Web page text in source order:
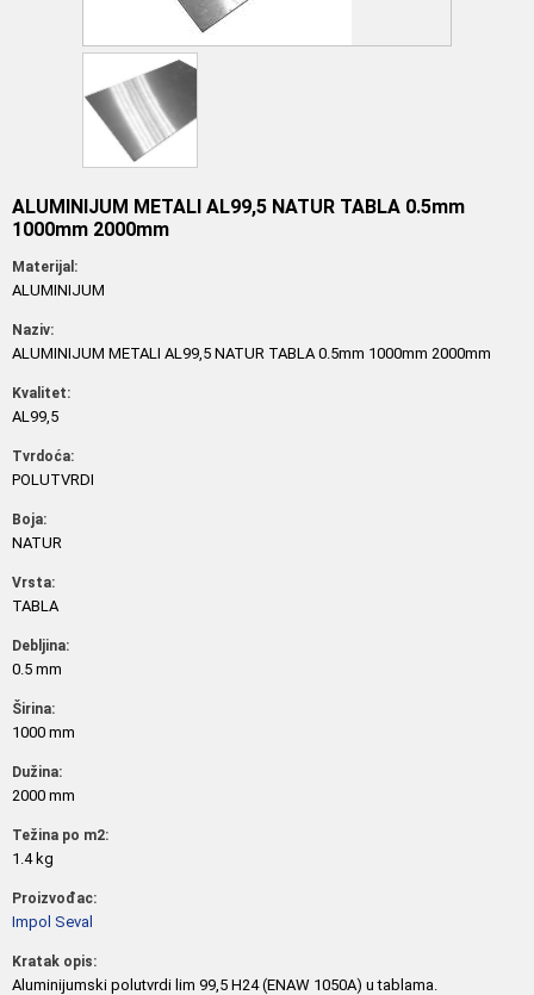
ALUMINIJUM METALI AL99,5 NATUR TABLA 0.5mm
1000mm 2000mm
Materijal:
ALUMINIJUM
Naziv:
ALUMINIJUM METALI AL99,5 NATUR TABLA 0.5mm 1000mm 2000mm
Kvalitet:
AL99,5
Tvrdoća:
POLUTVRDI
Boja:
NATUR
Vrsta:
TABLA
Debljina:
0.5 mm
Širina:
1000 mm
Dužina:
2000 mm
Težina po m2:
1.4 kg
Proizvođac:
Impol Seval
Kratak opis:
Aluminijumski polutvrdi lim 99,5 H24 (ENAW 1050A) u tablama.